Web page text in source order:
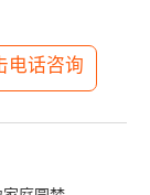
电话咨询